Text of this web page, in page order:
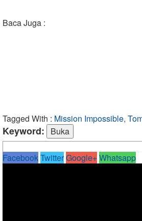
Baca Juga :
Tagged With : Mission Impossible,
Keyword:
FacebookTwitterGoogle+Whatsapp